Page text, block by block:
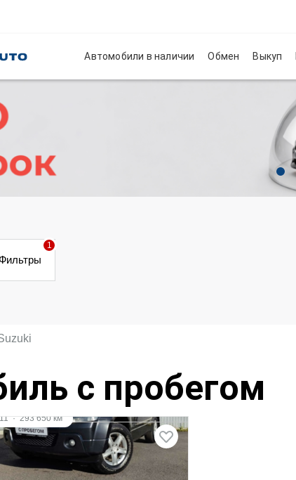
Автомобили в наличии Обмен Выкуп
1
Фильтры
с пробегом
·293 650 км
Grand Vitara
(140 л.с.), МКПП, бензин, Полный